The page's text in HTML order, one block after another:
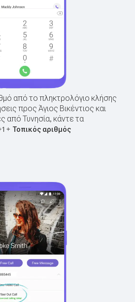
από το πληκτρολόγιο κλήσης
προς Άγιος Βικέντιος και
από Τυνησία, κάντε τα
1+ Τοπικός αριθμός